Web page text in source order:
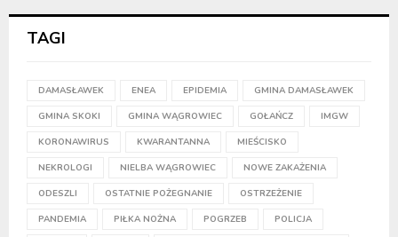
TAGI
DAMASŁAWEK ENEA EPIDEMIA GMINA DAMASŁAWEK
GMINA SKOKI GMINA WĄGROWIEC GOŁAŃCZ IMGW
KORONAWIRUS KWARANTANNA MIEŚCISKO
NEKROLOGI NIELBA WĄGROWIEC NOWE ZAKAŻENIA
ODESZLI OSTATNIE POŻEGNANIE OSTRZEŻENIE
PANDEMIA PIŁKA NOŻNA POGRZEB POLICJA